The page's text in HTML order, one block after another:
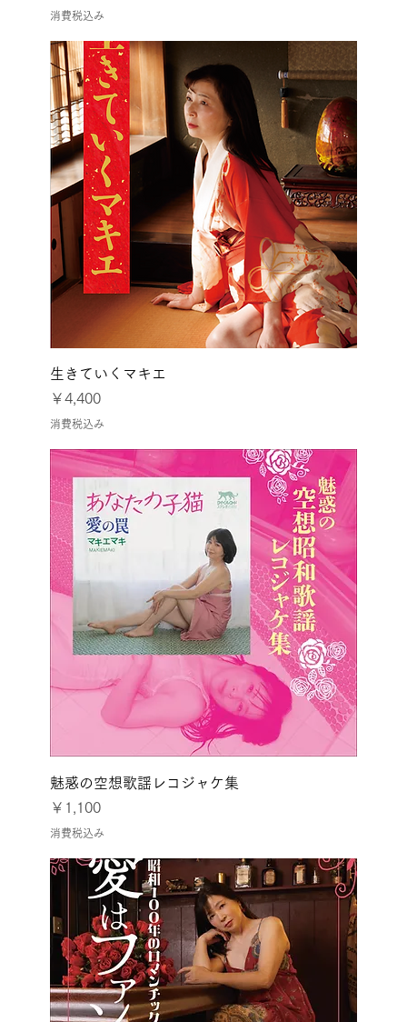
消費税込み
生きていくマキエ
価格
￥4,400
消費税込み
魅惑の空想歌謡レコジャケ集
価格
￥1,100
消費税込み